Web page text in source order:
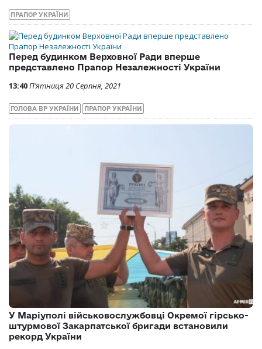
ПРАПОР УКРАЇНИ
Перед будинком Верховної Ради вперше
представлено Прапор Незалежності України
13:40П’ятниця 20 Серпня, 2021
ГОЛОВА ВР УКРАЇНИ ПРАПОР УКРАЇНИ
У Маріуполі військовослужбовці Окремої гірсько-
штурмової Закарпатської бригади встановили
рекорд України